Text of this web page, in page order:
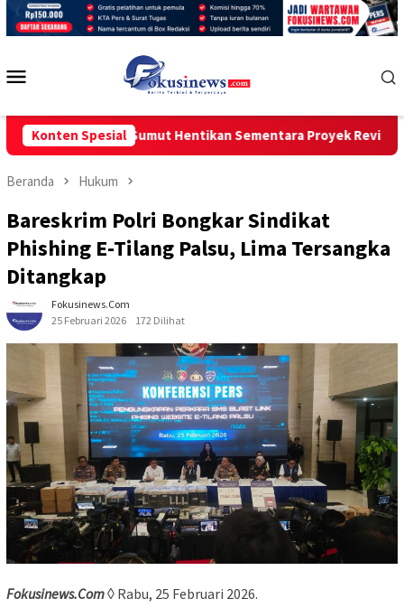
Loncat
Konten Spesial
Kadisdik Sumut Hentikan Sementara Proyek Revitalisasi
Beranda Hukum
Bareskrim Polri Bongkar Sindikat
Phishing E-Tilang Palsu, Lima Tersangka
Ditangkap
Fokusinews.com
25 Februari 2026
172 Dilihat
Fokusinews.Com◊ Rabu, 25 Februari 2026.